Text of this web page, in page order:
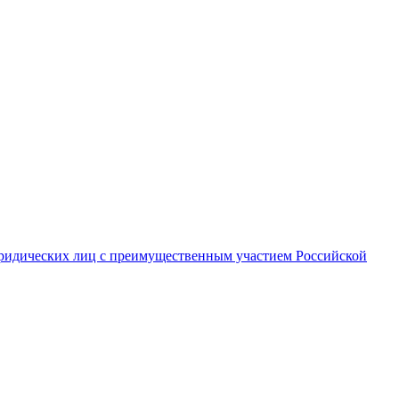
лиц с преимущественным участием Российской